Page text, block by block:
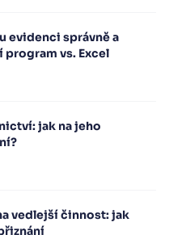
evidenci správně a
program vs. Excel
jak na jeho
vedlejší činnost: jak